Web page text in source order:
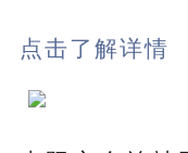
点击了解详情